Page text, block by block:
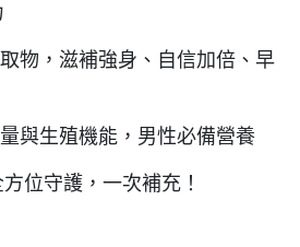
物，滋補強身、自信加倍、早
與生殖機能，男性必備營養
位守護，一次補充！